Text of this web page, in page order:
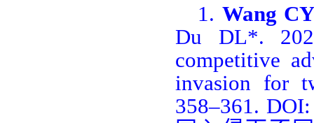
1. Wang
Du DL*.
competitive
invasion for
358‒361.